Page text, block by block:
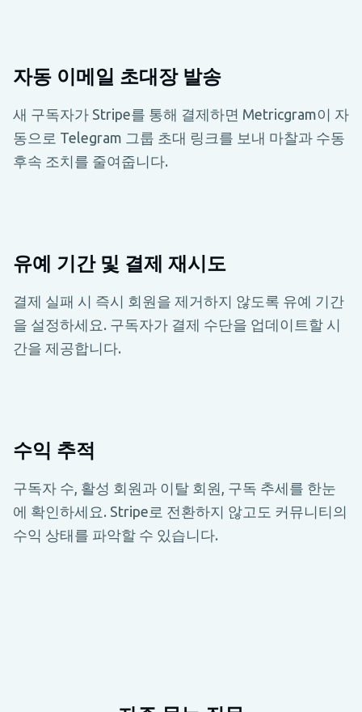
자동 이메일 초대장 발송
새 구독자가 Stripe를 통해 결제하면 Metricgram이 자
동으로 Telegram 그룹 초대 링크를 보내 마찰과 수동
후속 조치를 줄여줍니다.
유예 기간 및 결제 재시도
결제 실패 시 즉시 회원을 제거하지 않도록 유예 기간
을 설정하세요. 구독자가 결제 수단을 업데이트할 시
간을 제공합니다.
수익 추적
구독자 수, 활성 회원과 이탈 회원, 구독 추세를 한눈
에 확인하세요. Stripe로 전환하지 않고도 커뮤니티의
수익 상태를 파악할 수 있습니다.